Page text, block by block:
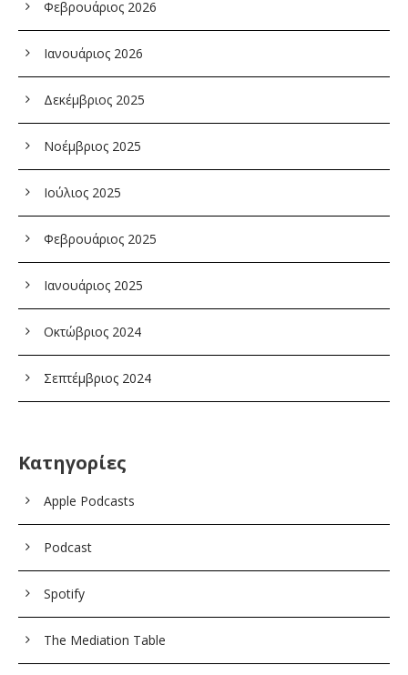
Φεβρουάριος 2026
Ιανουάριος 2026
Δεκέμβριος 2025
Νοέμβριος 2025
Ιούλιος 2025
Φεβρουάριος 2025
Ιανουάριος 2025
Οκτώβριος 2024
Σεπτέμβριος 2024
Kατηγορίες
Apple Podcasts
Podcast
Spotify
The Mediation Table